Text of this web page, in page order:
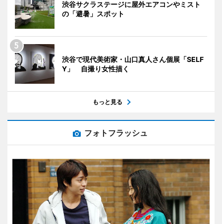
渋谷サクラステージに屋外エアコンやミスト
の「避暑」スポット
渋谷で現代美術家・山口真人さん個展「SELF
Y」 自撮り女性描く
もっと見る
フォトフラッシュ